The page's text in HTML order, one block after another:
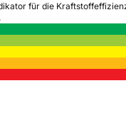
für die